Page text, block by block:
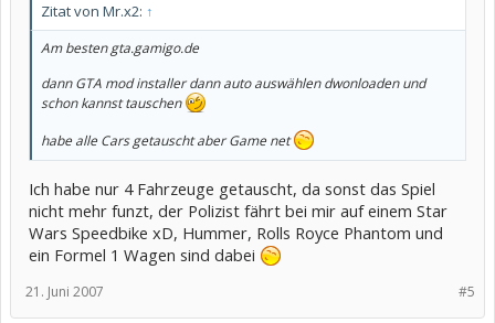
Zitat von Mr.x2: ↑
Am besten gta.gamigo.de
dann GTA mod installer dann auto auswählen dwonloaden und
schon kannst tauschen
habe alle Cars getauscht aber Game net
Ich habe nur 4 Fahrzeuge getauscht, da sonst das Spiel
nicht mehr funzt, der Polizist fährt bei mir auf einem Star
Wars Speedbike xD, Hummer, Rolls Royce Phantom und
ein Formel 1 Wagen sind dabei
#5
21. Juni 2007